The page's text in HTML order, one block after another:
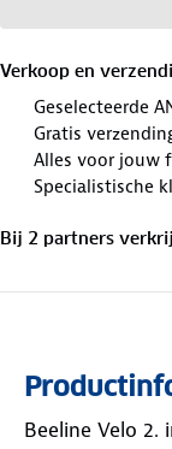
Verkoop en
Geselecteerde
Gratis
Alles voor jouw
Specialistische
Bij 2 partners
Beeline Velo